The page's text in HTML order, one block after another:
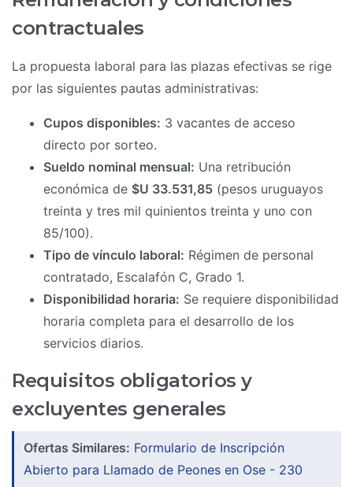
contractuales
La propuesta laboral para las plazas efectivas se rige
por las siguientes pautas administrativas:
Cupos disponibles: 3 vacantes de acceso
directo por sorteo.
Sueldo nominal mensual: Una retribución
económica de $U 33.531,85 (pesos uruguayos
treinta y tres mil quinientos treinta y uno con
85/100).
Tipo de vínculo laboral: Régimen de personal
contratado, Escalafón C, Grado 1.
Disponibilidad horaria: Se requiere disponibilidad
horaria completa para el desarrollo de los
servicios diarios.
Requisitos obligatorios y
excluyentes generales
Ofertas Similares: Formulario de Inscripción
Abierto para Llamado de Peones en Ose - 230